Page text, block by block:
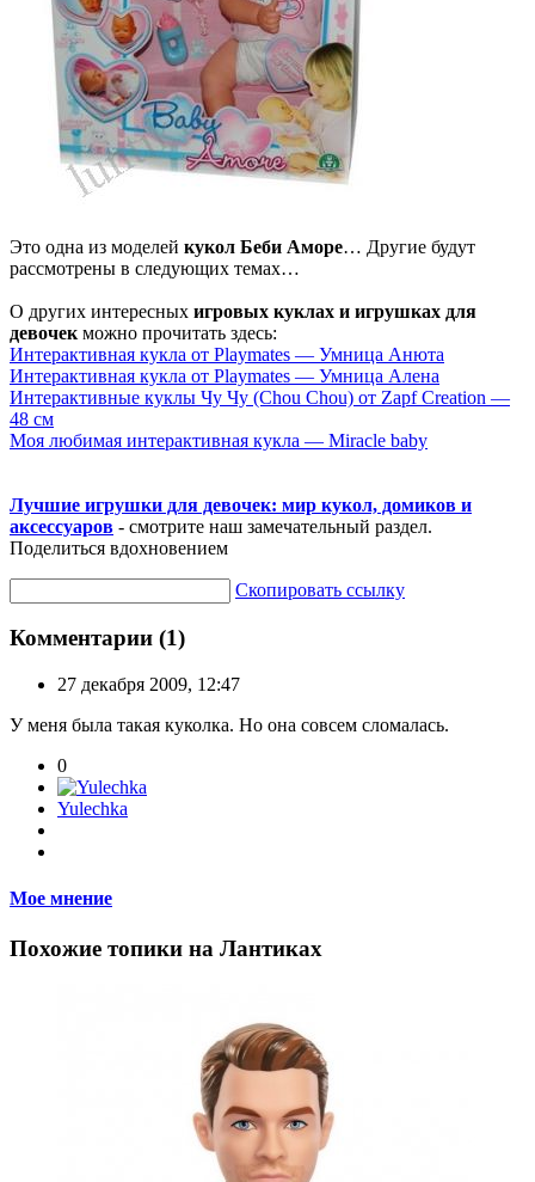
Это одна из моделей кукол Беби Аморе… Другие будут
рассмотрены в следующих темах…
О других интересных игровых куклах и игрушках для
девочек можно прочитать здесь:
Интерактивная кукла от Playmates — Умница Анюта
Интерактивная кукла от Playmates — Умница Алена
Интерактивные куклы Чу Чу (Chou Chou) от Zapf Creation —
48 см
Моя любимая интерактивная кукла — Miracle baby
Лучшие игрушки для девочек: мир кукол, домиков и
аксессуаров - смотрите наш замечательный раздел.
Поделиться вдохновением
Скопировать ссылку
Комментарии (1)
27 декабря 2009, 12:47
У меня была такая куколка. Но она совсем сломалась.
0
Yulechka
Мое мнение
Похожие топики на Лантиках